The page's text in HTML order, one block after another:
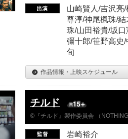
山崎賢人/吉沢亮
尊淳/神尾楓珠/
珠/山田裕貴/坂
彌十郎/笹野高史
旬
作品情報・上映スケジュール
チルド
©『チルド』製作委員会 （
岩崎裕介